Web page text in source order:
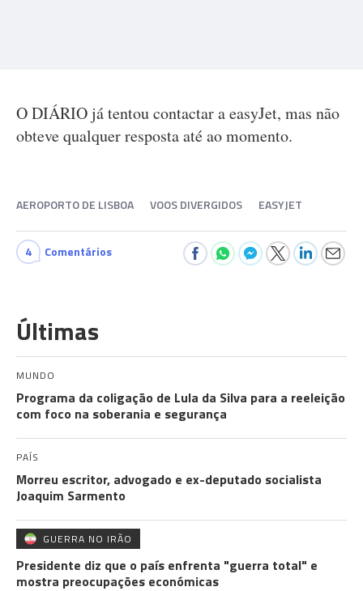
O DIÁRIO já tentou contactar a easyJet, mas não
obteve qualquer resposta até ao momento.
AEROPORTO DE LISBOA VOOS DIVERGIDOS EASYJET
4 Comentários
Últimas
MUNDO
Programa da coligação de Lula da Silva para a reeleição
com foco na soberania e segurança
PAÍS
Morreu escritor, advogado e ex-deputado socialista
Joaquim Sarmento
GUERRA NO IRÃO
Presidente diz que o país enfrenta "guerra total" e
mostra preocupações económicas